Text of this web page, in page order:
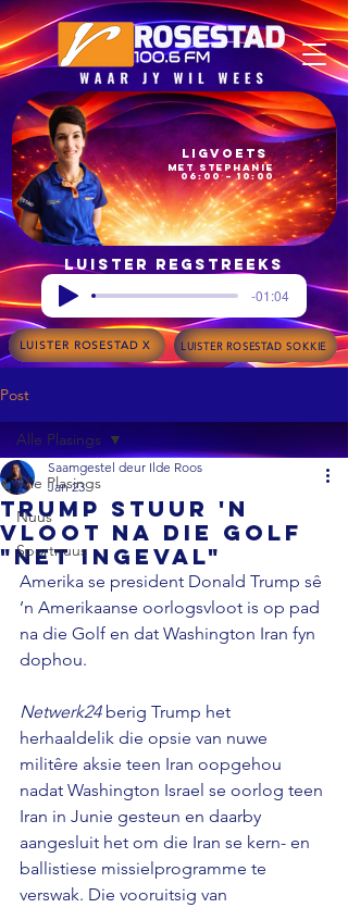
06:00 – 10:00
met Stephanie
Ligvoets
Luister regstreeks
-01:04
LUISTER ROSESTAD X LUISTER ROSESTAD SOKKIE
Post
Alle Plasings
Nuus
Sportnuus
Alle Plasings
Trump stuur 'n
vloot na die Golf
"net ingeval"
Saamgestel deur Ilde Roos
Jan 23
Amerika se president Donald Trump sê
’n Amerikaanse oorlogsvloot is op pad
na die Golf en dat Washington Iran fyn
dophou.
Netwerk24 berig Trump het
herhaaldelik die opsie van nuwe
militêre aksie teen Iran oopgehou
nadat Washington Israel se oorlog teen
Iran in Junie gesteun en daarby
aangesluit het om die Iran se kern- en
ballistiese missielprogramme te
verswak. Die vooruitsig van